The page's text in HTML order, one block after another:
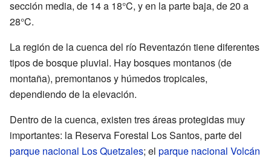
sección media, de 14 a 18°C, y en la parte baja, de 20 a
28°C.
La región de la cuenca del río Reventazón tiene diferentes
tipos de bosque pluvial. Hay bosques montanos (de
montaña), premontanos y húmedos tropicales,
dependiendo de la elevación.
Dentro de la cuenca, existen tres áreas protegidas muy
importantes: la Reserva Forestal Los Santos, parte del
parque nacional Los Quetzales; el parque nacional Volcán